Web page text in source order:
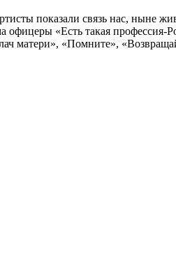
показали связь нас,
«Есть такая профессия-
матери», «Помните»,